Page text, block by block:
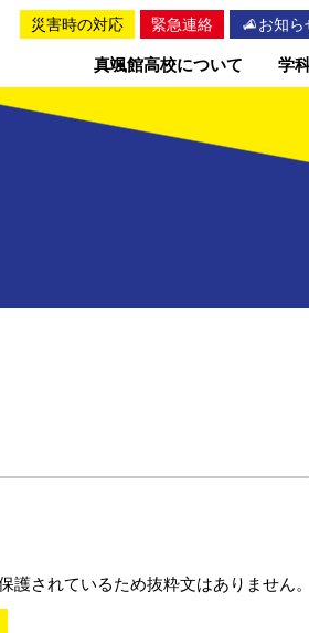
真颯館高校について
学
災害時の対応 緊急連絡 お知ら
護されているため抜粋文はありません。